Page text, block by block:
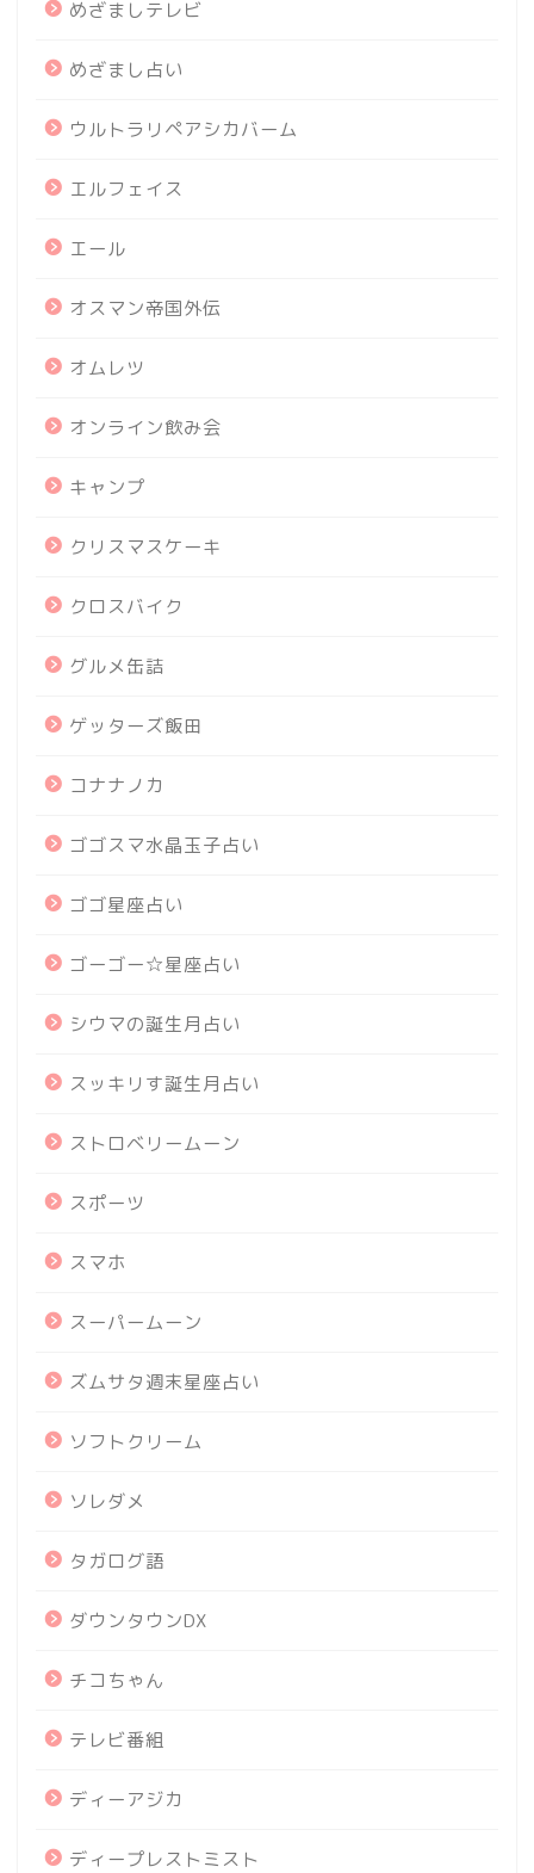
めざましテレビ
めざまし占い
ウルトラリペアシカバーム
エルフェイス
エール
オスマン帝国外伝
オムレツ
オンライン飲み会
キャンプ
クリスマスケーキ
クロスバイク
グルメ缶詰
ゲッターズ飯田
コナナノカ
ゴゴスマ水晶玉子占い
ゴゴ星座占い
ゴーゴー☆星座占い
シウマの誕生月占い
スッキリす誕生月占い
ストロベリームーン
スポーツ
スマホ
スーパームーン
ズムサタ週末星座占い
ソフトクリーム
ソレダメ
タガログ語
ダウンタウンDX
チコちゃん
テレビ番組
ディーアジカ
ディープレストミスト